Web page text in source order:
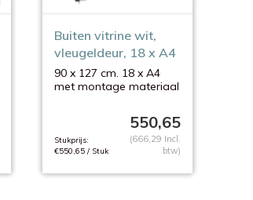
Buiten vitrine wit,
vleugeldeur, 18 x A4
90 x 127 cm. 18 x A4
met montage materiaal
550,65
Stukprijs:
€550,65 / Stuk
(666,29 Incl.
btw)